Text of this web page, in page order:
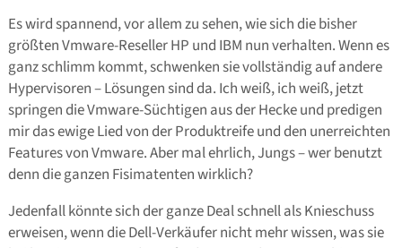
Es wird spannend, vor allem zu sehen, wie sich die bisher
größten Vmware-Reseller HP und IBM nun verhalten. Wenn es
ganz schlimm kommt, schwenken sie vollständig auf andere
Hypervisoren – Lösungen sind da. Ich weiß, ich weiß, jetzt
springen die Vmware-Süchtigen aus der Hecke und predigen
mir das ewige Lied von der Produktreife und den unerreichten
Features von Vmware. Aber mal ehrlich, Jungs – wer benutzt
denn die ganzen Fisimatenten wirklich?
Jedenfall könnte sich der ganze Deal schnell als Knieschuss
erweisen, wenn die Dell-Verkäufer nicht mehr wissen, was sie